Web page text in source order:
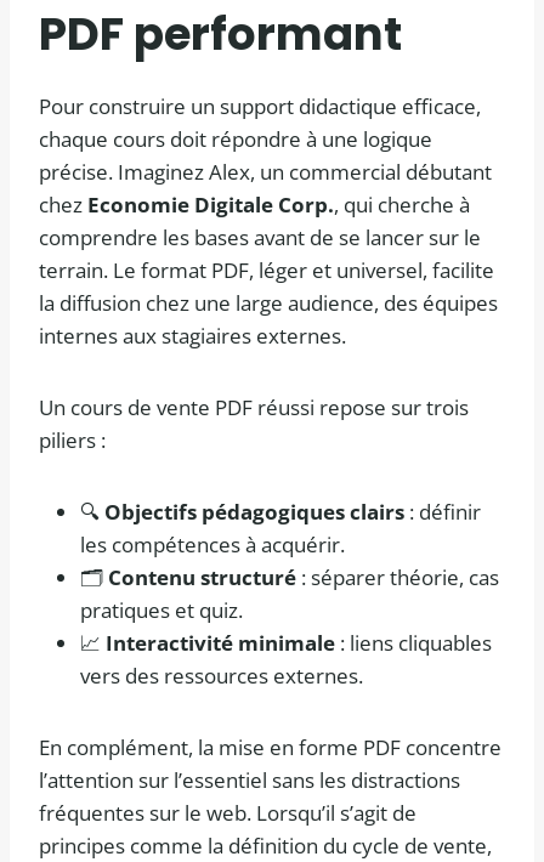
PDF performant
Pour construire un support didactique efficace,
chaque cours doit répondre à une logique
précise. Imaginez Alex, un commercial débutant
chez Economie Digitale Corp., qui cherche à
comprendre les bases avant de se lancer sur le
terrain. Le format PDF, léger et universel, facilite
la diffusion chez une large audience, des équipes
internes aux stagiaires externes.
Un cours de vente PDF réussi repose sur trois
piliers :
🔍 Objectifs pédagogiques clairs : définir
les compétences à acquérir.
🗂️ Contenu structuré : séparer théorie, cas
pratiques et quiz.
📈 Interactivité minimale : liens cliquables
vers des ressources externes.
En complément, la mise en forme PDF concentre
l’attention sur l’essentiel sans les distractions
fréquentes sur le web. Lorsqu’il s’agit de
principes comme la définition du cycle de vente,